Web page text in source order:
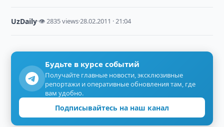
UzDaily·👁 2835 views·28.02.2011 · 21:04
Будьте в курсе событий
Получайте главные новости, эксклюзивные
репортажи и оперативные обновления там, где
вам удобно.
Подписывайтесь на наш канал